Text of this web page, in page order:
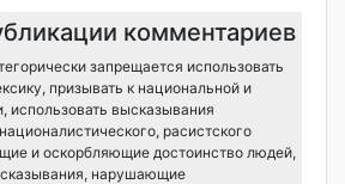
комментариев
запрещается использовать
призывать к национальной и
использовать высказывания
расистского
и оскорбляющие достоинство людей,
нарушающие